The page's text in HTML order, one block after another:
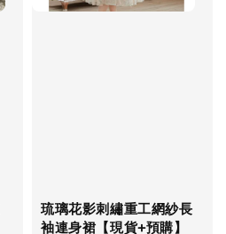
琉璃花影刺繡重工網紗長
袖連身裙【現貨+預購】